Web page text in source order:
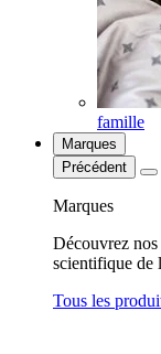
famille
Marques
Précédent
Marques
Découvrez nos
scientifique de
Tous les